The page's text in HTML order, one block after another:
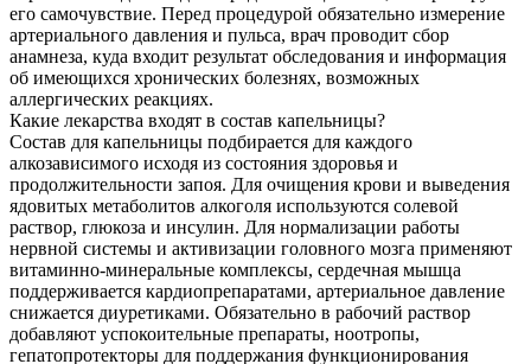
его самочувствие. Перед процедурой обязательно измерение
артериального давления и пульса, врач проводит сбор
анамнеза, куда входит результат обследования и информация
об имеющихся хронических болезнях, возможных
аллергических реакциях.
Какие лекарства входят в состав капельницы?
Состав для капельницы подбирается для каждого
алкозависимого исходя из состояния здоровья и
продолжительности запоя. Для очищения крови и выведения
ядовитых метаболитов алкоголя используются солевой
раствор, глюкоза и инсулин. Для нормализации работы
нервной системы и активизации головного мозга применяют
витаминно-минеральные комплексы, сердечная мышца
поддерживается кардиопрепаратами, артериальное давление
снижается диуретиками. Обязательно в рабочий раствор
добавляют успокоительные препараты, ноотропы,
гепатопротекторы для поддержания функционирования